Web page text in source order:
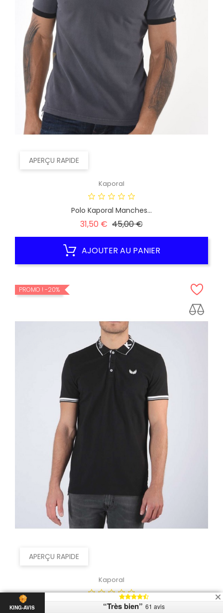
APERÇU RAPIDE
Kaporal
Polo Kaporal Manches...
31,50 € Prix
45,00 €Prix
AJOUTER AU PANIER
APERÇU RAPIDE
PROMO ! -20%
Kaporal
Polo Kaporal Manches...
KING-AVIS “Très bien” 61 avis